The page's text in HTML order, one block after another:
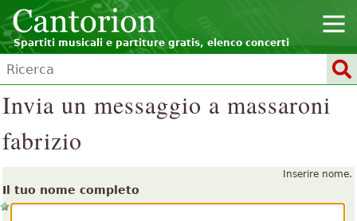
Spartiti musicali e partiture gratis, elenco concerti
Invia un messaggio a massaroni
fabrizio
Inserire nome.
Il tuo nome completo